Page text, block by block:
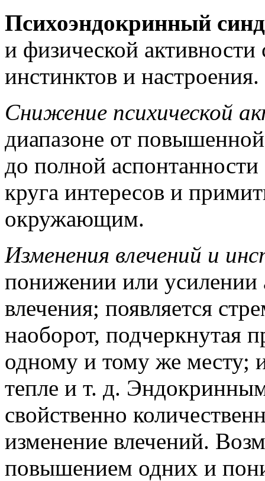
Психоэндокринный
и физической
инстинктов и настроения.
Снижение психической
диапазоне от
до полной
круга интересов и
окружающим.
Изменения влечений и
понижении или усилении
влечения; появляется
наоборот, подчеркнутая
одному и тому же месту;
тепле и т. д.
свойственно
изменение влечений.
повышением одних и